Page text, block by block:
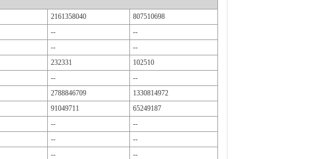
2161358040
807510698
--
--
--
--
232331
102510
--
--
2788846709
1330814972
91049711
65249187
--
--
--
--
--
--